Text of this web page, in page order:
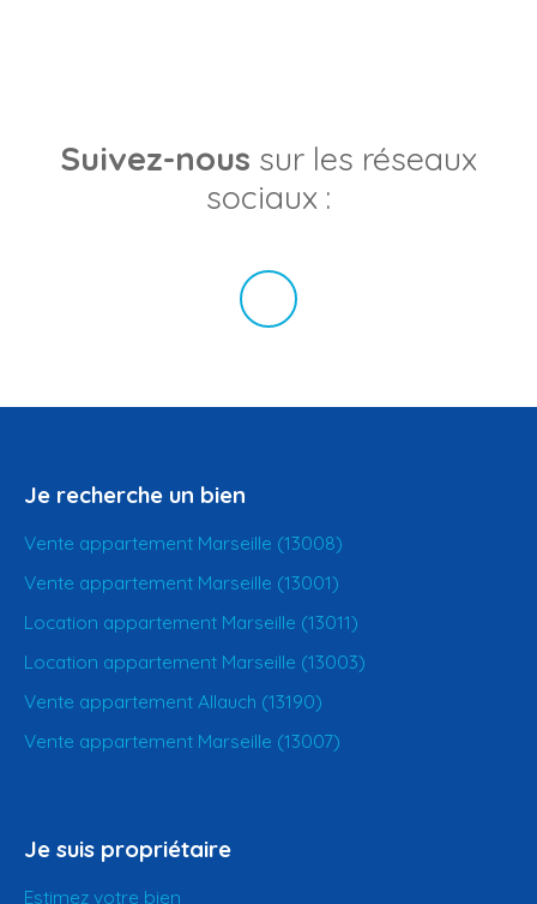
Suivez-nous sur les réseaux
sociaux :
Je recherche un bien
Vente appartement Marseille (13008)
Vente appartement Marseille (13001)
Location appartement Marseille (13011)
Location appartement Marseille (13003)
Vente appartement Allauch (13190)
Vente appartement Marseille (13007)
Je suis propriétaire
Estimez votre bien